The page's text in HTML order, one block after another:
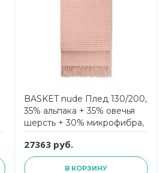
BASKET nude Плед 130/200,
35% альпака + 35% овечья
шерсть + 30% микрофибра,
27363 руб.
В КОРЗИНУ